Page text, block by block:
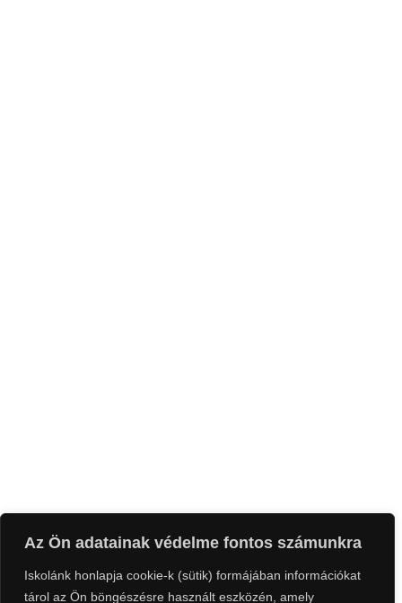
Az Ön adatainak védelme fontos számunkra
Iskolánk honlapja cookie-k (sütik) formájában információkat
tárol az Ön böngészésre használt eszközén, amely